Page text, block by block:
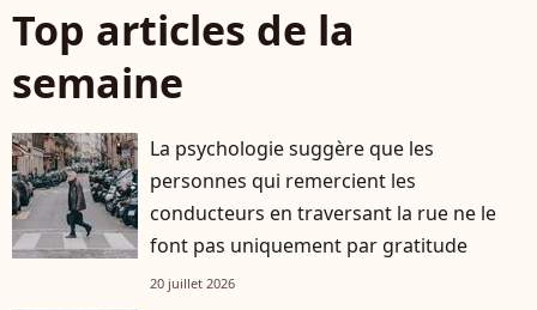
Top articles de la
semaine
La psychologie suggère que les
personnes qui remercient les
conducteurs en traversant la rue ne le
font pas uniquement par gratitude
20 juillet 2026